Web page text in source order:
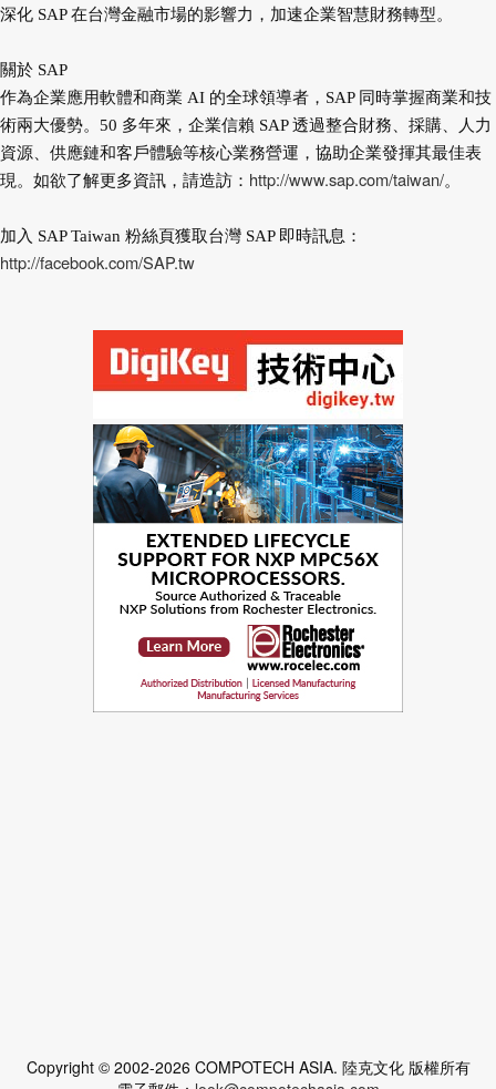
深化 SAP 在台灣金融市場的影響力，加速企業智慧財務轉型。
關於 SAP
作為企業應用軟體和商業 AI 的全球領導者，SAP 同時掌握商業和技
術兩大優勢。50 多年來，企業信賴 SAP 透過整合財務、採購、人力
資源、供應鏈和客戶體驗等核心業務營運，協助企業發揮其最佳表
現。如欲了解更多資訊，請造訪： http://www.sap.com/taiwan/。
加入 SAP Taiwan 粉絲頁獲取台灣 SAP 即時訊息：
http://facebook.com/SAP.tw
Copyright © 2002-2026 COMPOTECH ASIA. 陸克文化 版權所有